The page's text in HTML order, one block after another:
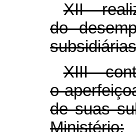
XII -
do
XIII -
o
de suas
Ministério;